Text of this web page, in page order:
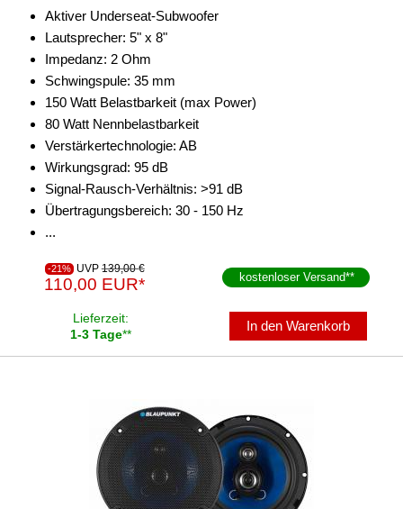
Aktiver Underseat-Subwoofer
Lautsprecher: 5" x 8"
Impedanz: 2 Ohm
Schwingspule: 35 mm
150 Watt Belastbarkeit (max Power)
80 Watt Nennbelastbarkeit
Verstärkertechnologie: AB
Wirkungsgrad: 95 dB
Signal-Rausch-Verhältnis: >91 dB
Übertragungsbereich: 30 - 150 Hz
...
-21% UVP 139,00 €
110,00 EUR* kostenloser Versand**
Lieferzeit:
1-3 Tage**
In den Warenkorb